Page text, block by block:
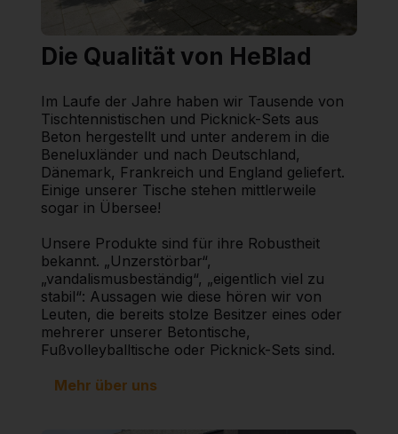
Die Qualität von HeBlad
Im Laufe der Jahre haben wir Tausende von
Tischtennistischen und Picknick-Sets aus
Beton hergestellt und unter anderem in die
Beneluxländer und nach Deutschland,
Dänemark, Frankreich und England geliefert.
Einige unserer Tische stehen mittlerweile
sogar in Übersee!
Unsere Produkte sind für ihre Robustheit
bekannt. „Unzerstörbar“,
„vandalismusbeständig“, „eigentlich viel zu
stabil“: Aussagen wie diese hören wir von
Leuten, die bereits stolze Besitzer eines oder
mehrerer unserer Betontische,
Fußvolleyballtische oder Picknick-Sets sind.
Mehr über uns